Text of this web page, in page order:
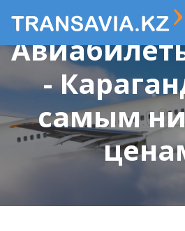
-
самым